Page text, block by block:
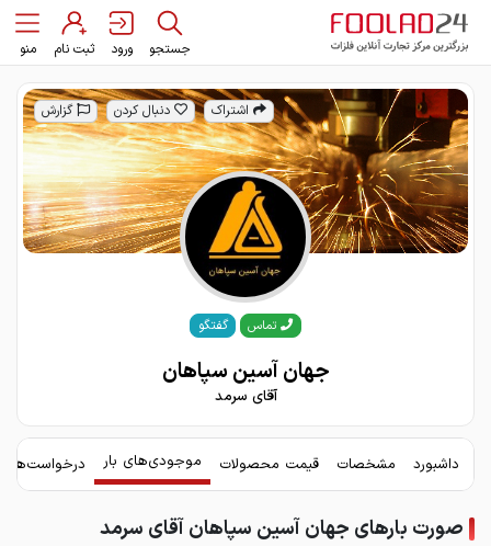
جستجو ورود ثبت نام منو
اشتراک دنبال کردن گزارش
تماس گفتگو
جهان آسین سپاهان
آقای سرمد
داشبورد مشخصات قیمت محصولات موجودی‌های بار
صورت بارهای جهان آسین سپاهان آقای سرمد